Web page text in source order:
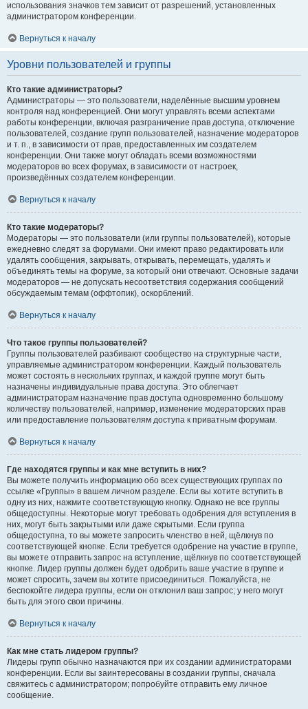
использования значков тем зависит от разрешений, установленных
администратором конференции.
Вернуться к началу
Уровни пользователей и группы
Кто такие администраторы?
Администраторы — это пользователи, наделённые высшим уровнем
контроля над конференцией. Они могут управлять всеми аспектами
работы конференции, включая разграничение прав доступа, отключение
пользователей, создание групп пользователей, назначение модераторов
и т. п., в зависимости от прав, предоставленных им создателем
конференции. Они также могут обладать всеми возможностями
модераторов во всех форумах, в зависимости от настроек,
произведённых создателем конференции.
Вернуться к началу
Кто такие модераторы?
Модераторы — это пользователи (или группы пользователей), которые
ежедневно следят за форумами. Они имеют право редактировать или
удалять сообщения, закрывать, открывать, перемещать, удалять и
объединять темы на форуме, за который они отвечают. Основные задачи
модераторов — не допускать несоответствия содержания сообщений
обсуждаемым темам (оффтопик), оскорблений.
Вернуться к началу
Что такое группы пользователей?
Группы пользователей разбивают сообщество на структурные части,
управляемые администратором конференции. Каждый пользователь
может состоять в нескольких группах, и каждой группе могут быть
назначены индивидуальные права доступа. Это облегчает
администраторам назначение прав доступа одновременно большому
количеству пользователей, например, изменение модераторских прав
или предоставление пользователям доступа к приватным форумам.
Вернуться к началу
Где находятся группы и как мне вступить в них?
Вы можете получить информацию обо всех существующих группах по
ссылке «Группы» в вашем личном разделе. Если вы хотите вступить в
одну из них, нажмите соответствующую кнопку. Однако не все группы
общедоступны. Некоторые могут требовать одобрения для вступления в
них, могут быть закрытыми или даже скрытыми. Если группа
общедоступна, то вы можете запросить членство в ней, щёлкнув по
соответствующей кнопке. Если требуется одобрение на участие в группе,
вы можете отправить запрос на вступление, щёлкнув по соответствующей
кнопке. Лидер группы должен будет одобрить ваше участие в группе и
может спросить, зачем вы хотите присоединиться. Пожалуйста, не
беспокойте лидера группы, если он отклонил ваш запрос; у него могут
быть для этого свои причины.
Вернуться к началу
Как мне стать лидером группы?
Лидеры групп обычно назначаются при их создании администраторами
конференции. Если вы заинтересованы в создании группы, сначала
свяжитесь с администратором; попробуйте отправить ему личное
сообщение.